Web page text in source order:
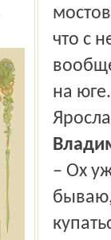
что с
на
– Ох
бываю,